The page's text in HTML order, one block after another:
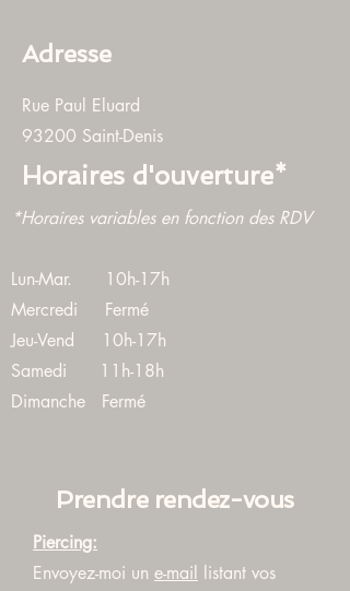
Adresse
Rue Paul Eluard
93200 Saint-Denis
Horaires d'ouverture*
*Horaires variables en fonction des RDV
Lun-Mar. 10h-17h
Mercredi Fermé
Jeu-Vend 10h-17h
Samedi 11h-18h
Dimanche Fermé
Prendre rendez-vous
Piercing:
Envoyez-moi un e-mail
listant vos